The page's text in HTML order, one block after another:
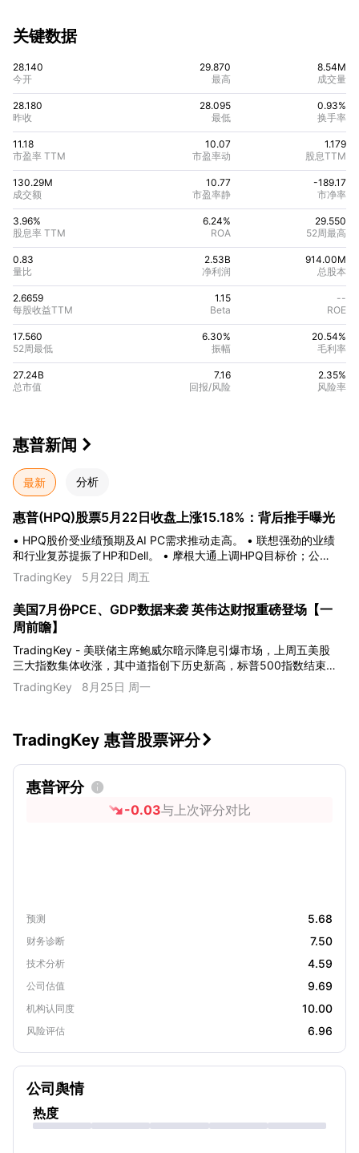
关键数据
28.140
今开
29.870
最高
8.54M
成交量
11.18
市盈率 TTM
10.07
市盈率动
1.179
股息TTM
0.93%
换手率
28.180
昨收
28.095
最低
130.29M
成交额
10.77
市盈率静
-189.17
市净率
3.96%
股息率 TTM
6.24%
ROA
29.550
52周最高
0.83
量比
2.53B
净利润
914.00M
总股本
2.6659
每股收益TTM
1.15
Beta
--
ROE
17.560
52周最低
6.30%
振幅
20.54%
毛利率
27.24B
总市值
7.16
回报/风险
2.35%
风险率
惠普新闻 
最新 分析
惠普(HPQ)股票5月22日收盘上涨15.18%：背后推手曝光
• HPQ股价受业绩预期及AI PC需求推动走高。 • 联想强劲的业绩
和行业复苏提振了HP和Dell。 • 摩根大通上调HPQ目标价；公司
宣布派发股息，市场情绪乐观。
TradingKey 5月22日 周五
美国7月份PCE、GDP数据来袭 英伟达财报重磅登场【一
周前瞻】
TradingKey - 美联储主席鲍威尔暗示降息引爆市场，上周五美股
三大指数集体收涨，其中道指创下历史新高，标普500指数结束
了此前连续五日下跌的走势。本周，市场将迎来美国7月份PCE、
二季度GDP、7月耐用品订单数据，英伟达即将发布机器人“新大
验整个AI交易逻辑的“试金石”，若是不及预期，科技股将重启抛售
TradingKey 8月25日 周一
TradingKey 惠普股票评分
惠普评分 
-0.03与上次评分对比
预测 5.68
财务诊断 7.50
技术分析 4.59
公司估值 9.69
机构认同度 10.00
风险评估 6.96
公司舆情
热度